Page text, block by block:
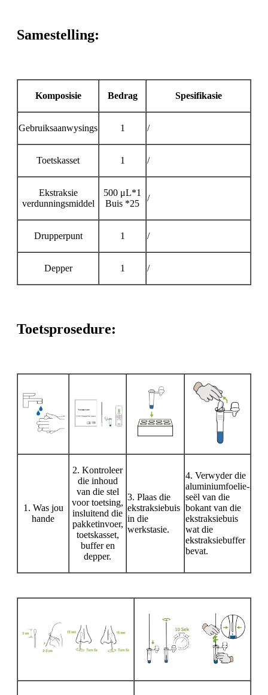
Samestelling:
Komposisie Bedrag Spesifikasie
Gebruiksaanwysings 1 /
Toetskasset 1 /
Ekstraksie
verdunningsmiddel
500 μL*1
Buis *25
/
Drupperpunt 1 /
Depper 1 /
Toetsprosedure:
1. Was jou
hande
2. Kontroleer
die inhoud
van die stel
voor toetsing,
insluitend die
pakketinvoer,
toetskasset,
buffer en
depper.
3. Plaas die
ekstraksiebuis
in die
werkstasie.
4. Verwyder die
aluminiumfoelie-
seël van die
bokant van die
ekstraksiebuis
wat die
ekstraksiebuffer
bevat.